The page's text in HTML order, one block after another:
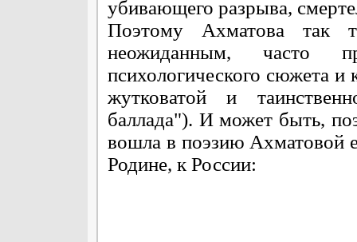
убивающего разрыва,
Поэтому Ахматова так
неожиданным, часто
психологического сюжета
жутковатой и
баллада"). И может быть,
вошла в поэзию Ахматовой
Родине, к России: